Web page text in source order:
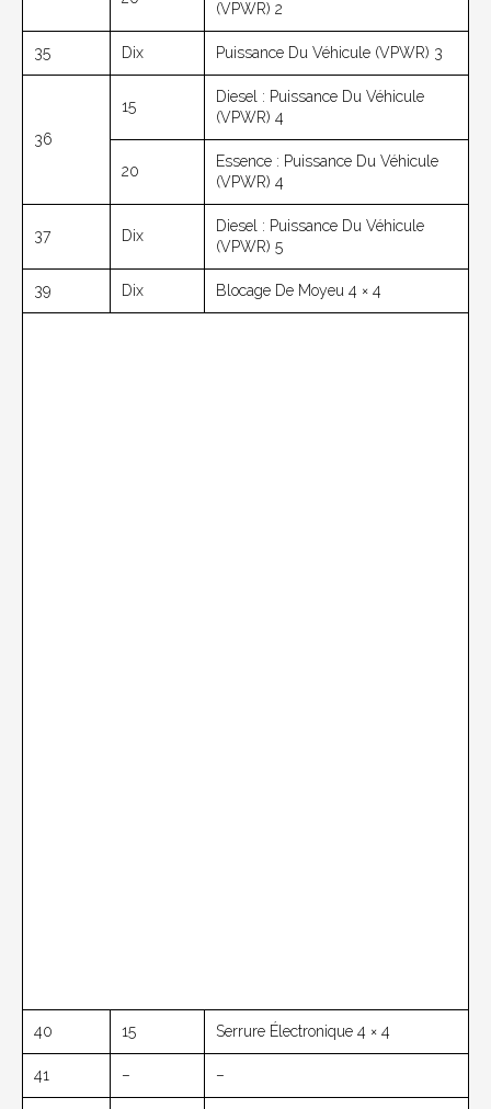
(VPWR) 2
35 Dix Puissance Du Véhicule (VPWR) 3
36
15
Diesel : Puissance Du Véhicule
(VPWR) 4
20
Essence : Puissance Du Véhicule
(VPWR) 4
37 Dix
Diesel : Puissance Du Véhicule
(VPWR) 5
39 Dix Blocage De Moyeu 4 × 4
40 15 Serrure Électronique 4 × 4
41 – –